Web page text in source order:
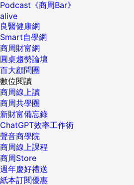
Podcast《商周Bar》
alive
良醫健康網
Smart自學網
商周財富網
圓桌趨勢論壇
百大顧問團
數位閱讀
商周線上讀
商周共學圈
新財富備忘錄
ChatGPT效率工作術
聲音商學院
商周線上課程
商周Store
週年慶好禮送
紙本訂閱優惠